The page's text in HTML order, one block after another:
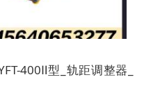
400Ⅱ型_轨距调整器_